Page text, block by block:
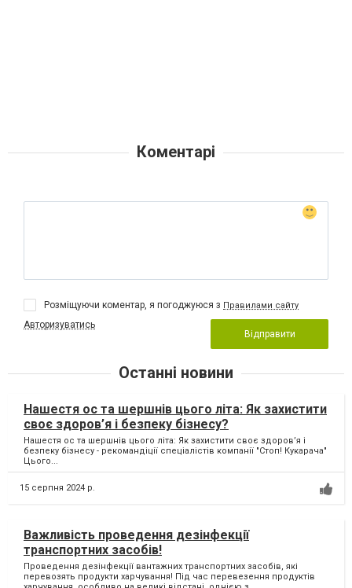
Коментарі
Розміщуючи коментар, я погоджуюся з Правилами сайту
Авторизуватись
Відправити
Останні новини
Нашестя ос та шершнів цього літа: Як захистити
своє здоров’я і безпеку бізнесу?
Нашестя ос та шершнів цього літа: Як захистити своє здоров’я і
безпеку бізнесу - рекомандіції спеціалістів компанії "Стоп! Кукарача"
Цього...
15 серпня 2024 р.
Важливість проведення дезінфекції
транспортних засобів!
Проведення дезінфекції вантажних транспортних засобів, які
перевозять продукти харчування! Під час перевезення продуктів